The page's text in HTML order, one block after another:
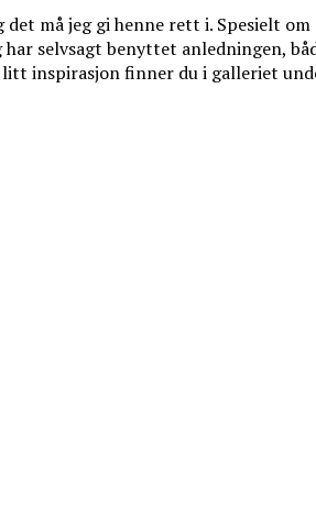
det må jeg gi henne rett i. Spesielt
selvsagt benyttet anledningen,
inspirasjon finner du i galleriet